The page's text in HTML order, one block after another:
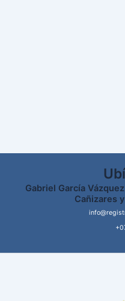
Gabriel García
Cañizares